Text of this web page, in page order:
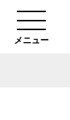
メニュー